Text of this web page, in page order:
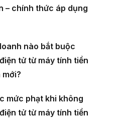
– chính thức áp dụng
nào bắt buộc
tử từ máy tính tiền
mức phạt khi không
tử từ máy tính tiền